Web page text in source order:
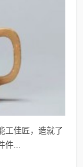
工佳匠，造就了
...